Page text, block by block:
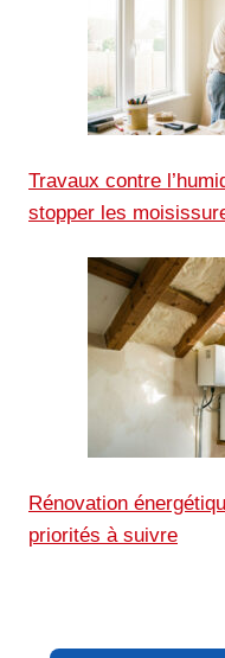
Travaux contre
stopper les
Rénovation
priorités à suivre